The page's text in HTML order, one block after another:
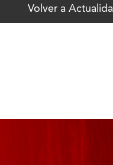
Volver a